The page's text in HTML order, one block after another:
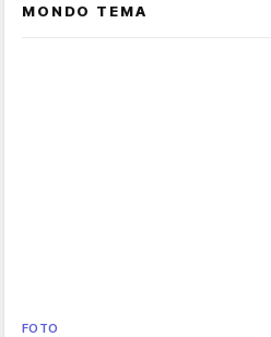
MONDO TEMA
FOTO